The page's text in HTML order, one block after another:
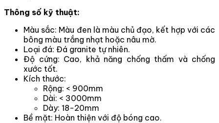
Thông số kỹ thuật:
Màu sắc: Màu đen là màu chủ đạo, kết hợp với các
bông màu trắng nhạt hoặc nâu mờ.
Loại đá: Đá granite tự nhiên.
Độ cứng: Cao, khả năng chống thấm và chống
xước tốt.
Kích thước:
Rộng: < 900mm
Dài: < 3000mm
Dày: 18-20mm
Bề mặt: Hoàn thiện với độ bóng cao.